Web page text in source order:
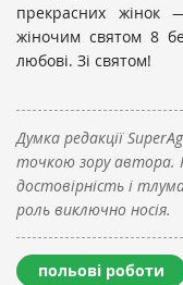
прекрасних жінок
жіночим святом 8
любові. Зі святом!
Думка редакції
точкою зору автора.
достовірність і
роль виключно носія.
польові роботи